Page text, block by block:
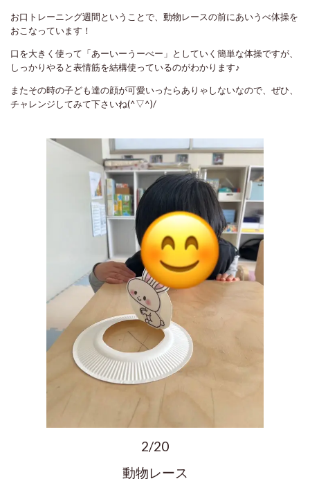
お口トレーニング週間ということで、動物レースの前にあいうべ体操を
おこなっています！
口を大きく使って「あーいーうーべー」としていく簡単な体操ですが、
しっかりやると表情筋を結構使っているのがわかります♪
またその時の子ども達の顔が可愛いったらありゃしないなので、ぜひ、
チャレンジしてみて下さいね(^▽^)/
2/20
動物レース